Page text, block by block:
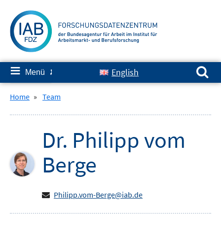
zum
Inhalt
≡ Menü ✘ English
Suchen nach:
Home » Team
Dr. Philippvom
Berge
Philipp.vom-Berge@iab.de